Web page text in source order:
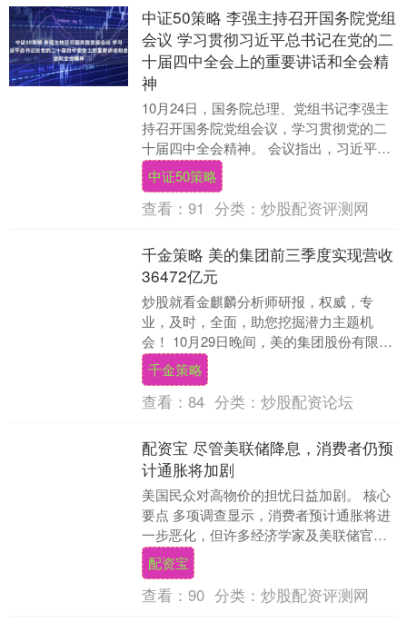
中证50策略 李强主持召开国务院党组
会议 学习贯彻习近平总书记在党的二
十届四中全会上的重要讲话和全会精
神
10月24日，国务院总理、党组书记李强主
持召开国务院党组会议，学习贯彻党的二
十届四中全会精神。 会议指出，习近平总
书记在全会上所作的工作报告和重要讲
话，总结了党....
中证50策略
查看： 91 分类： 炒股配资评测网
千金策略 美的集团前三季度实现营收
36472亿元
炒股就看金麒麟分析师研报，权威，专
业，及时，全面，助您挖掘潜力主题机
会！ 10月29日晚间，美的集团股份有限公
司（以下简称“美的集团”）披露2025年三季
度报告....
千金策略
查看： 84 分类： 炒股配资论坛
配资宝 尽管美联储降息，消费者仍预
计通胀将加剧
美国民众对高物价的担忧日益加剧。 核心
要点 多项调查显示，消费者预计通胀将进
一步恶化，但许多经济学家及美联储官员
对通胀放缓持乐观态度。9 月通胀数据相对
温和，为....
配资宝
查看： 90 分类： 炒股配资评测网